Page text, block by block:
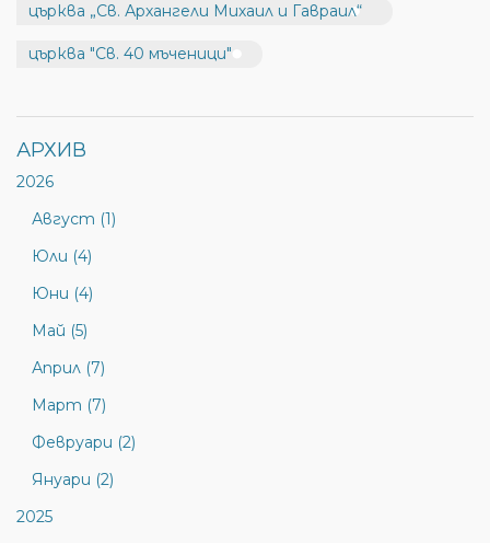
църква „Св. Архангели Михаил и Гавраил“
църква "Св. 40 мъченици"
АРХИВ
2026
Август (1)
Юли (4)
Юни (4)
Май (5)
Април (7)
Март (7)
Февруари (2)
Януари (2)
2025